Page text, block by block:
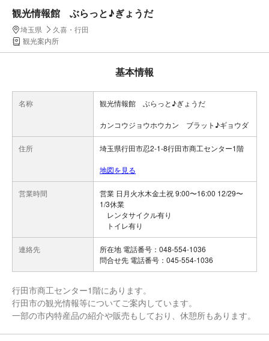
観光情報館 ぶらっと♪ぎょうだ
埼玉県
久喜・行田
観光案内所
基本情報
名称 観光情報館 ぶらっと♪ぎょうだ
カンコウジョウホウカン ブラット♪ギョウダ
住所 埼玉県行田市忍2-1-8行田市商工センター1階
地図を見る
営業時間
営業 日月火水木金土祝 9:00〜16:00 12/29〜
1/3休業
レンタサイクル有り
トイレ有り
連絡先
所在地 電話番号：048-554-1036
問合せ先 電話番号：045-554-1036
行田市商工センター1階にあります。
行田市の観光情報等についてご案内しています。
一部の市内特産品の紹介や販売もしており、休憩所もあります。